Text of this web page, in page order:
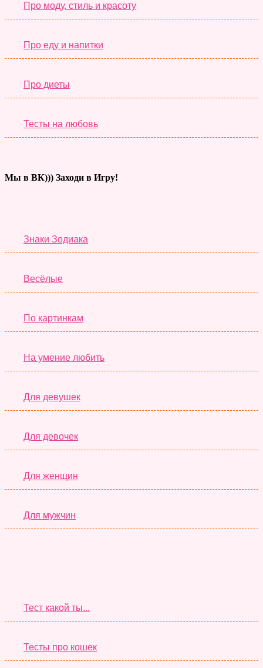
Про моду, стиль и красоту
Про еду и напитки
Про диеты
Тесты на любовь
Мы в ВК))) Заходи в Игру!
Знаки Зодиака
Весёлые
По картинкам
На умение любить
Для девушек
Для девочек
Для женщин
Для мужчин
Тест какой ты...
Тесты про кошек